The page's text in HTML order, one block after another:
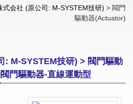
式会社 (原公司: M-SYSTEM技研) > 閥門
驅動器(Actuator)
: M-SYSTEM技研) > 閥門驅動
門驅動器-直線運動型